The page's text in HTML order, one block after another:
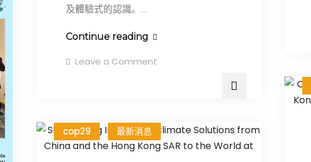
及體驗式的認識。…
Continue reading
Leave a Comment
cop29 最新消息